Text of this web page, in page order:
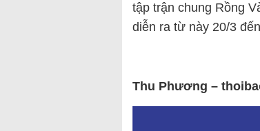
tập trận chung Rồng
diễn ra từ này 20/3
Thu Phương –